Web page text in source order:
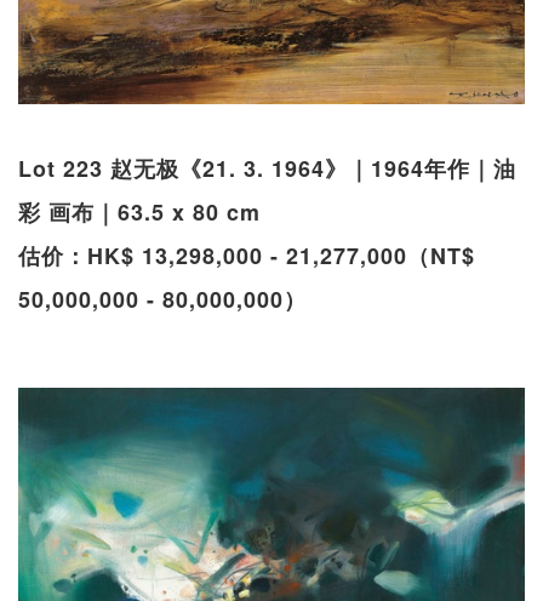
Lot 223 赵无极《21. 3. 1964》｜1964年作｜油
彩 画布｜63.5 x 80 cm
估价：HK$ 13,298,000 - 21,277,000（NT$
50,000,000 - 80,000,000）